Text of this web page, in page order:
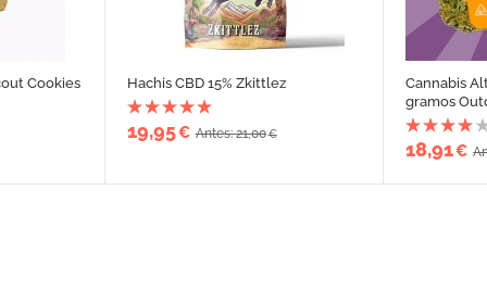
Cookies Hachis CBD 15% Zkittlez
19,95€ Antes: 21,00€
Cannabis
gramos
18,91€